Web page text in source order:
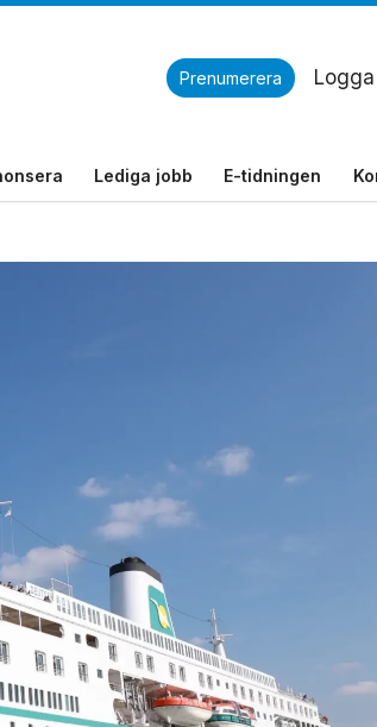
Prenumerera
Lediga jobb E-tidningen